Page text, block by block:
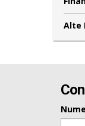
Alte
Nume